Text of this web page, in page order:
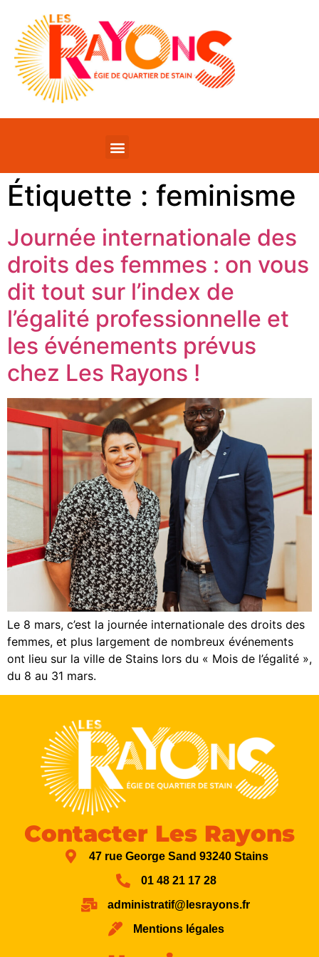
Étiquette : feminisme
Journée internationale des
droits des femmes : on vous
dit tout sur l’index de
l’égalité professionnelle et
les événements prévus
chez Les Rayons !
Le 8 mars, c’est la journée internationale des droits des
femmes, et plus largement de nombreux événements
ont lieu sur la ville de Stains lors du « Mois de l’égalité »,
du 8 au 31 mars.
Contacter Les Rayons
47 rue George Sand 93240 Stains
01 48 21 17 28
administratif@lesrayons.fr
Mentions légales